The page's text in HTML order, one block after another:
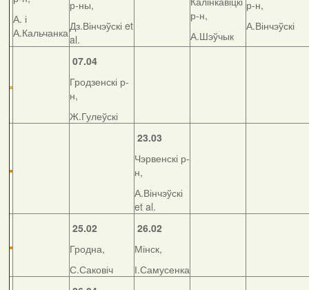
А. і
А.Кальчанка
р-ны,
Дз.Вінчэўскі et
al.
р-н,
А.Шэўчык
р-н,
А.Вінчэўскі
07.04
Гродзенскі р-
н,
Ж.Гулеўскі
23.03
Чэрвенскі р-
н,
А.Вінчэўскі
et al.
25.02
Гродна,
С.Саковіч
26.02
Мінск,
І.Самусенка